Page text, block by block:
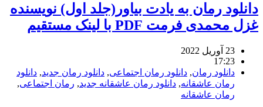
دانلود رمان به یادت بیاور(جلد اول) نویسنده
غزل محمدی فرمت PDF با لینک مستقیم
23 آوریل 2022
17:23
دانلود رمان, دانلود رمان اجتماعی, دانلود رمان جدید, دانلود
رمان عاشقانه, دانلود رمان عاشقانه جدید, رمان اجتماعی,
رمان عاشقانه